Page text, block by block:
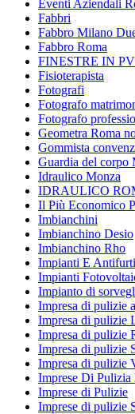
Eventi Aziendali
Fabbri
Fabbro Milano
Fabbro Roma
FINESTRE IN
Fisioterapista
Fotografi
Fotografo
Fotografo
Geometra Roma
Gommista
Guardia del corpo
Idraulico Monza
IDRAULICO
Il Più Economico
Imbianchini
Imbianchino Desio
Imbianchino Rho
Impianti E
Impianti
Impianto di
Impresa di pulizie
Impresa di pulizie
Impresa di pulizie
Impresa di pulizie
Impresa di pulizie
Imprese Di Pulizia
Imprese di Pulizie
Imprese di pulizie